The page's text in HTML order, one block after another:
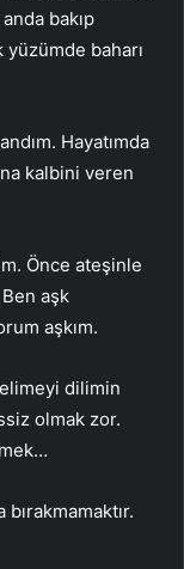
bakıp
yüzümde baharı
Hayatımda
kalbini veren
Önce ateşinle
aşk
aşkım.
dilimin
olmak zor.